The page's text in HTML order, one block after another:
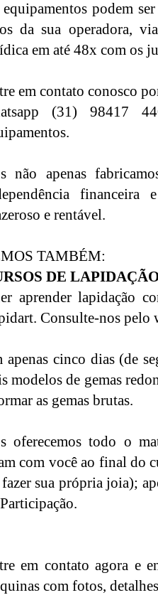
equipamentos podem
da sua operadora,
em até 48x com os
em contato conosco
(31) 98417
não apenas
e rentável.
TAMBÉM:
DE
aprender lapidação
Consulte-nos pelo
apenas cinco dias (de
modelos de gemas
as gemas brutas.
oferecemos todo o
com você ao final do
sua própria joia);
em contato agora e
com fotos,